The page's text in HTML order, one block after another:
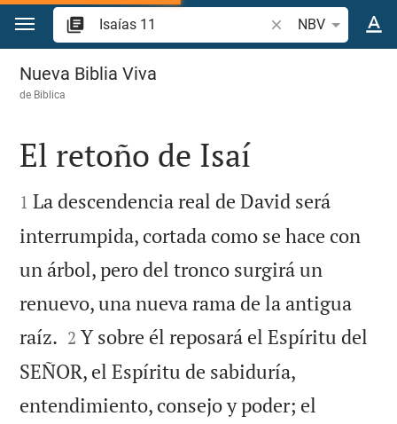
Ir a un contenido
Buscar versículo
NBV
Isaías 11
Nueva Biblia Viva
de Biblica

El retoño de Isaí

1 La descendencia real de David será
interrumpida, cortada como se hace con
un árbol, pero del tronco surgirá un
renuevo, una nueva rama de la antigua
raíz. 

2 Y sobre él reposará el Espíritu del
SEÑOR, el Espíritu de sabiduría,
entendimiento, consejo y poder; el